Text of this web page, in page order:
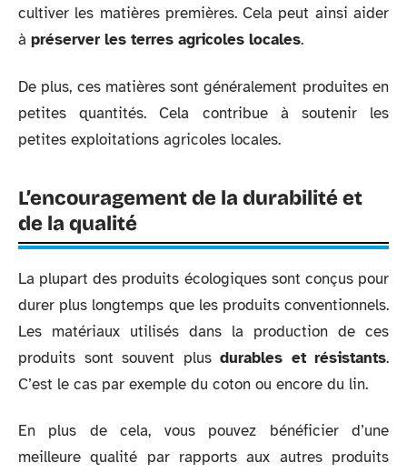
cultiver les matières premières. Cela peut ainsi aider
à préserver les terres agricoles locales.
De plus, ces matières sont généralement produites en
petites quantités. Cela contribue à soutenir les
petites exploitations agricoles locales.
L’encouragement de la durabilité et
de la qualité
La plupart des produits écologiques sont conçus pour
durer plus longtemps que les produits conventionnels.
Les matériaux utilisés dans la production de ces
produits sont souvent plus durables et résistants.
C’est le cas par exemple du coton ou encore du lin.
En plus de cela, vous pouvez bénéficier d’une
meilleure qualité par rapports aux autres produits